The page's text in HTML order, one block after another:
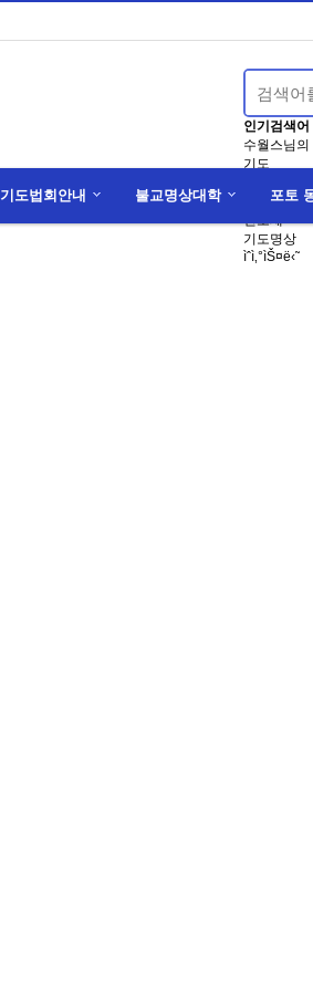
인기검색어
수월스님의
기도
불교대학
천도재
기도명상
ìˆ­ì‚°ìŠ¤ë‹˜
기도법회안내 불교명상대학 포토